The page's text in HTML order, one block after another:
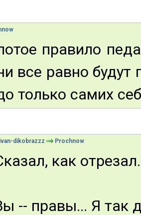
правило
все равно
только самих
ivan-dikobrazzz Prochnow
как
-- правы... Я так